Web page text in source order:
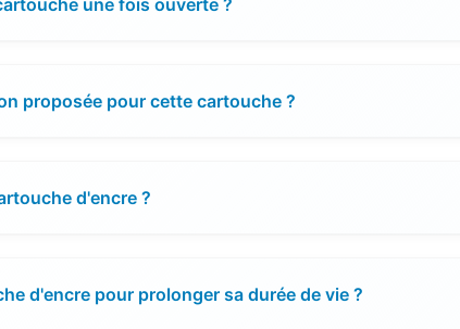
proposée pour cette cartouche ?
d'encre ?
d'encre pour prolonger sa durée de vie ?